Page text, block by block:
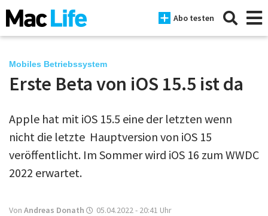
Abo testen
iPhone
Mac
iPad
Mobiles Betriebssystem
Erste Beta von iOS 15.5 ist da
Apple hat mit iOS 15.5 eine der letzten wenn
nicht die letzte Hauptversion von iOS 15
veröffentlicht. Im Sommer wird iOS 16 zum WWDC
2022 erwartet.
Von Andreas Donath 05.04.2022 - 20:41 Uhr